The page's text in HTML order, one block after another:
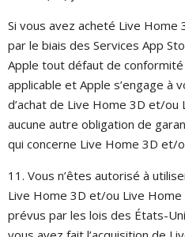
Si vous avez acheté Live
par le biais des Services App
Apple tout défaut de
applicable et Apple s’engage à
d’achat de Live Home 3D et/ou
aucune autre obligation de
qui concerne Live Home 3D et/
11. Vous n’êtes autorisé à
Live Home 3D et/ou Live Home
prévus par les lois des États-